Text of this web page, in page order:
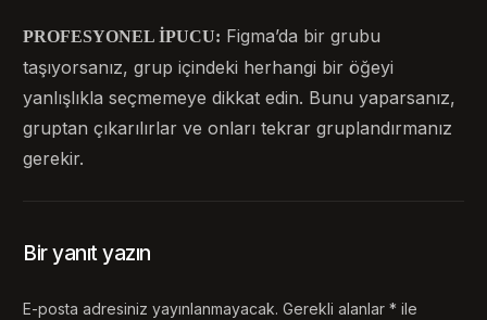
PROFESYONEL İPUCU: Figma’da bir grubu
taşıyorsanız, grup içindeki herhangi bir öğeyi
yanlışlıkla seçmemeye dikkat edin. Bunu yaparsanız,
gruptan çıkarılırlar ve onları tekrar gruplandırmanız
gerekir.
Bir yanıt yazın
E-posta adresiniz yayınlanmayacak. Gerekli alanlar* ile